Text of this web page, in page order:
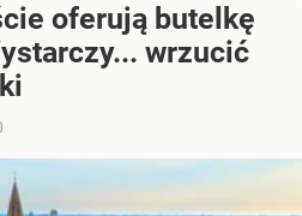
oferują butelkę
wrzucić